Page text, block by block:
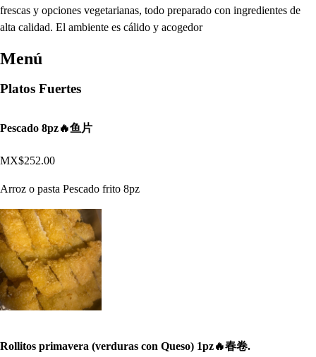
frescas y opciones vegetarianas, todo preparado con ingredientes de
alta calidad. El ambiente es cálido y acogedor
Menú
Platos Fuertes
Pescado 8pz🔥鱼片
MX$252.00
Arroz o pasta Pescado frito 8pz
Rollitos primavera (verduras con Queso) 1pz🔥春卷.